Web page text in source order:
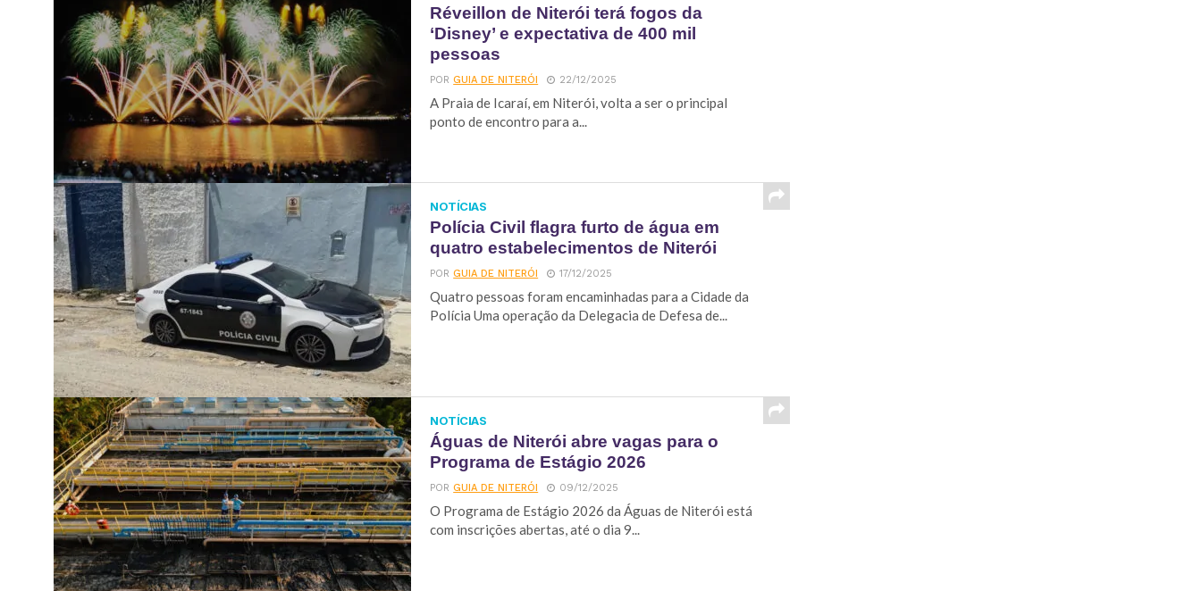
Réveillon de Niterói terá fogos da
‘Disney’ e expectativa de 400 mil
pessoas
PORGUIA DE NITERÓI 22/12/2025
A Praia de Icaraí, em Niterói, volta a ser o principal
ponto de encontro para a...
NOTÍCIAS
Polícia Civil flagra furto de água em
quatro estabelecimentos de Niterói
PORGUIA DE NITERÓI 17/12/2025
Quatro pessoas foram encaminhadas para a Cidade da
Polícia Uma operação da Delegacia de Defesa de...
NOTÍCIAS
Águas de Niterói abre vagas para o
Programa de Estágio 2026
PORGUIA DE NITERÓI 09/12/2025
O Programa de Estágio 2026 da Águas de Niterói está
com inscrições abertas, até o dia 9...